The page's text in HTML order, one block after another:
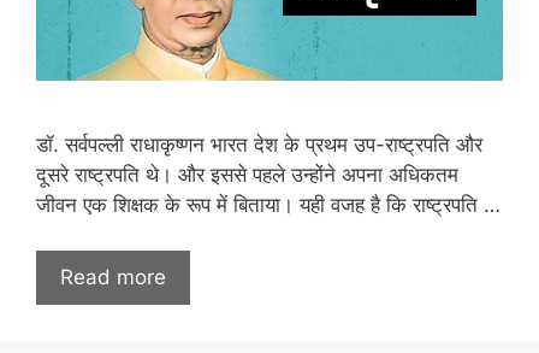
डॉ. सर्वपल्ली राधाकृष्णन भारत देश के प्रथम उप-राष्ट्रपति और
दूसरे राष्ट्रपति थे। और इससे पहले उन्होंने अपना अधिकतम
जीवन एक शिक्षक के रूप में बिताया। यही वजह है कि राष्ट्रपति …
Read more